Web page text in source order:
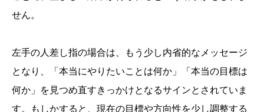
せん。
左手の人差し指の場合は、もう少し内省的なメッセージ
となり、「本当にやりたいことは何か」「本当の目標は
何か」を見つめ直すきっかけとなるサインとされていま
す。もしかすると、現在の目標や方向性を少し調整する